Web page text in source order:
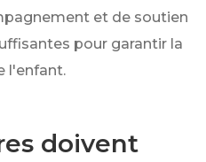
et de soutien
pour garantir la
l'enfant.
doivent